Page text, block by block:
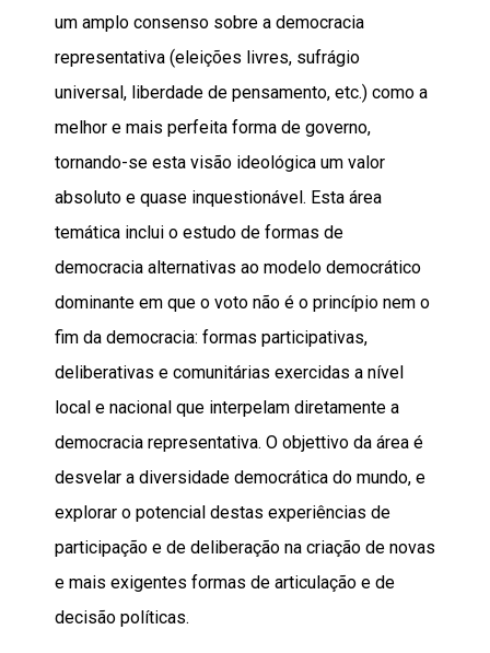
um amplo consenso sobre a democracia
representativa (eleições livres, sufrágio
universal, liberdade de pensamento, etc.) como a
melhor e mais perfeita forma de governo,
tornando-se esta visão ideológica um valor
absoluto e quase inquestionável. Esta área
temática inclui o estudo de formas de
democracia alternativas ao modelo democrático
dominante em que o voto não é o princípio nem o
fim da democracia: formas participativas,
deliberativas e comunitárias exercidas a nível
local e nacional que interpelam diretamente a
democracia representativa. O objettivo da área é
desvelar a diversidade democrática do mundo, e
explorar o potencial destas experiências de
participação e de deliberação na criação de novas
e mais exigentes formas de articulação e de
decisão políticas.